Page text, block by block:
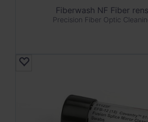
Fiberwash NF Fiber
Precision Fiber Optic